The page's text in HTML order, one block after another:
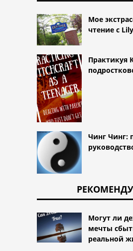
Мое
чтение с
Практикуя
Чинг Чинг:
Могут ли
мечты
реальной